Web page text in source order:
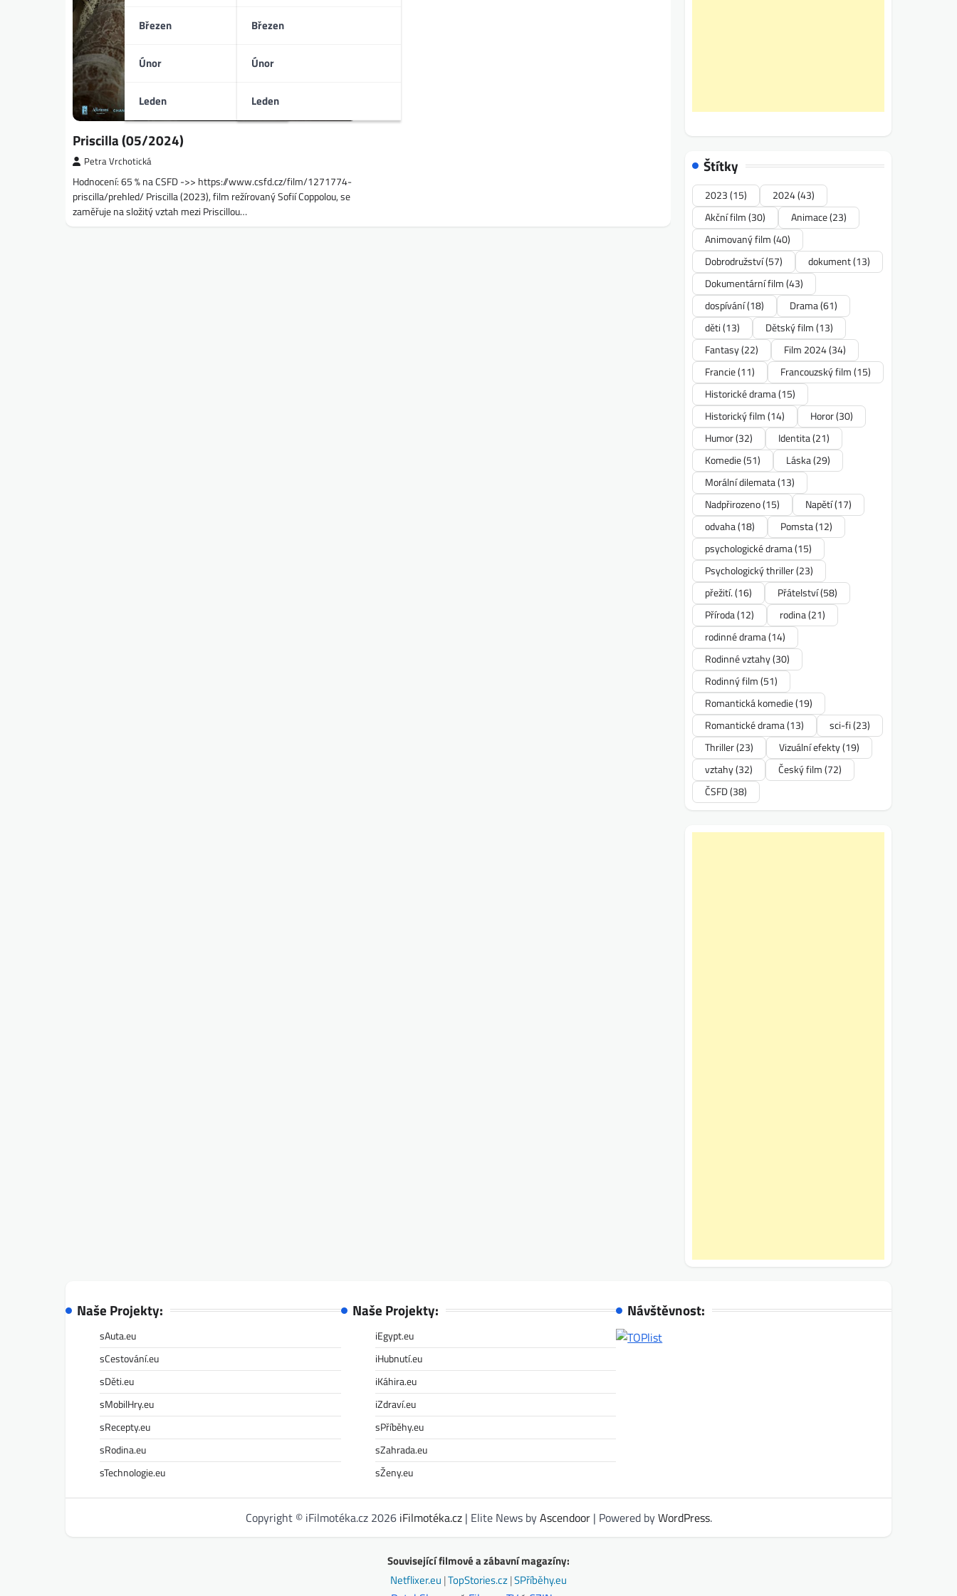
Březen
Únor
Leden
Březen
Únor
Leden
Priscilla (05/2024)
Petra Vrchotická
Hodnocení: 65 % na CSFD ->> https://www.csfd.cz/film/1271774-
priscilla/prehled/ Priscilla (2023), film režírovaný Sofií Coppolou, se
zaměřuje na složitý vztah mezi Priscillou…
Štítky
2023(15) 2024(43)
Akční film(30) Animace(23)
Animovaný film(40)
Dobrodružství(57) dokument(13)
Dokumentární film(43)
dospívání(18) Drama(61)
děti(13) Dětský film(13)
Fantasy(22) Film 2024(34)
Francie(11) Francouzský film(15)
Historické drama(15)
Historický film(14) Horor(30)
Humor(32) Identita(21)
Komedie(51) Láska(29)
Morální dilemata(13)
Nadpřirozeno(15) Napětí(17)
odvaha(18) Pomsta(12)
psychologické drama(15)
Psychologický thriller(23)
přežití.(16) Přátelství(58)
Příroda(12) rodina(21)
rodinné drama(14)
Rodinné vztahy(30)
Rodinný film(51)
Romantická komedie(19)
Romantické drama(13) sci-fi(23)
Thriller(23) Vizuální efekty(19)
vztahy(32) Český film(72)
ČSFD(38)
Naše Projekty:
sAuta.eu
sCestování.eu
sDěti.eu
sMobilHry.eu
sRecepty.eu
sRodina.eu
sTechnologie.eu
Naše Projekty:
iEgypt.eu
iHubnutí.eu
iKáhira.eu
iZdraví.eu
sPříběhy.eu
sZahrada.eu
sŽeny.eu
Návštěvnost:
Copyright © iFilmotéka.cz 2026 iFilmotéka.cz| Elite News byAscendoor| Powered byWordPress.
Související filmové a zábavní magazíny:
Netflixer.eu |TopStories.cz|SPříběhy.eu